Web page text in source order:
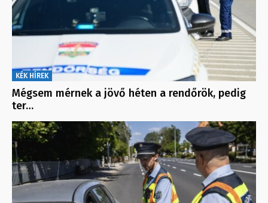
KÉK HÍREK
Mégsem mérnek a jövő héten a rendőrök, pedig
ter…